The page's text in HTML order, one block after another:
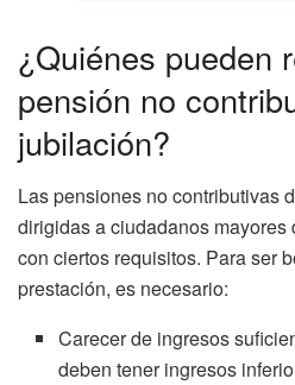
¿Quiénes pueden
pensión no
jubilación?
Las pensiones no contributivas
dirigidas a ciudadanos mayores
con ciertos requisitos. Para ser
prestación, es necesario:
Carecer de ingresos
deben tener ingresos